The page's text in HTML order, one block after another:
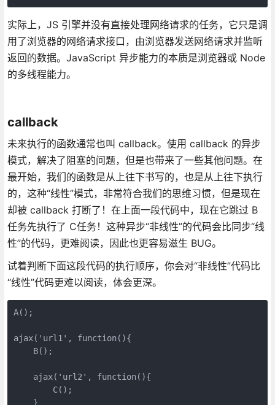
实际上，JS 引擎并没有直接处理网络请求的任务，它只是调
用了浏览器的网络请求接口，由浏览器发送网络请求并监听
返回的数据。JavaScript 异步能力的本质是浏览器或 Node
的多线程能力。
callback
未来执行的函数通常也叫 callback。使用 callback 的异步
模式，解决了阻塞的问题，但是也带来了一些其他问题。在
最开始，我们的函数是从上往下书写的，也是从上往下执行
的，这种“线性”模式，非常符合我们的思维习惯，但是现在
却被 callback 打断了！在上面一段代码中，现在它跳过 B
任务先执行了 C任务！这种异步“非线性”的代码会比同步“线
性”的代码，更难阅读，因此也更容易滋生 BUG。
试着判断下面这段代码的执行顺序，你会对“非线性”代码比
“线性”代码更难以阅读，体会更深。
A();
ajax('url1', function(){
    B();
    ajax('url2', function(){
        C();
    }